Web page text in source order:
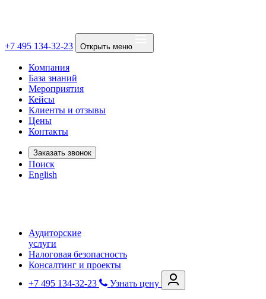
+7 495 134-32-23 Открыть меню
Компания
База знаний
Мероприятия
Кейсы
Клиенты и отзывы
Цены
Контакты
Заказать звонок
Поиск
English
Аудиторские
услуги
Налоговая безопасность
Консалтинг и проекты
+7 495 134-32-23
Узнать цену